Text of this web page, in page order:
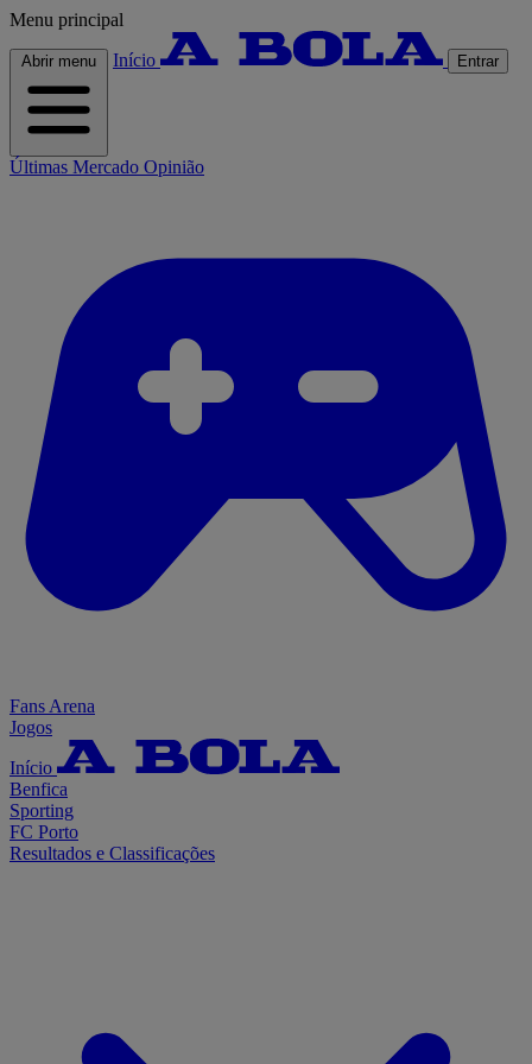
Menu principal
Abrir menu Início Entrar
Últimas Mercado Opinião
Fans Arena
Jogos
Início
Benfica
Sporting
FC Porto
Resultados e Classificações